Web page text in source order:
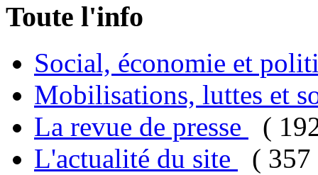
Toute l'info
Social, économie et
Mobilisations, luttes et
La revue de presse
(
L'actualité du site
( 357